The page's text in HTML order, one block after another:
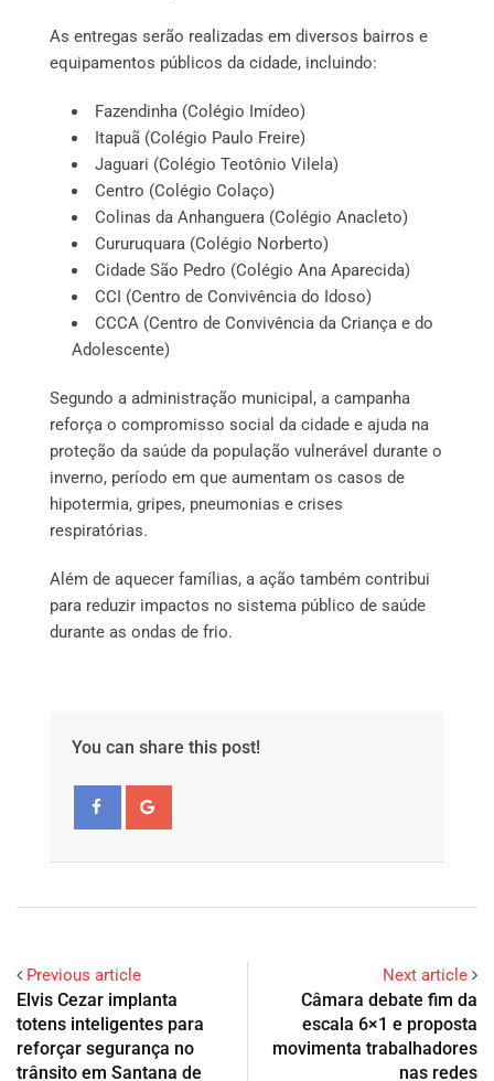
As entregas serão realizadas em diversos bairros e
equipamentos públicos da cidade, incluindo:
Fazendinha (Colégio Imídeo)
Itapuã (Colégio Paulo Freire)
Jaguari (Colégio Teotônio Vilela)
Centro (Colégio Colaço)
Colinas da Anhanguera (Colégio Anacleto)
Cururuquara (Colégio Norberto)
Cidade São Pedro (Colégio Ana Aparecida)
CCI (Centro de Convivência do Idoso)
CCCA (Centro de Convivência da Criança e do
Adolescente)
Segundo a administração municipal, a campanha
reforça o compromisso social da cidade e ajuda na
proteção da saúde da população vulnerável durante o
inverno, período em que aumentam os casos de
hipotermia, gripes, pneumonias e crises
respiratórias.
Além de aquecer famílias, a ação também contribui
para reduzir impactos no sistema público de saúde
durante as ondas de frio.
You can share this post!
Previous article
Elvis Cezar implanta
totens inteligentes para
reforçar segurança no
trânsito em Santana de
Next article
Câmara debate fim da
escala 6×1 e proposta
movimenta trabalhadores
nas redes